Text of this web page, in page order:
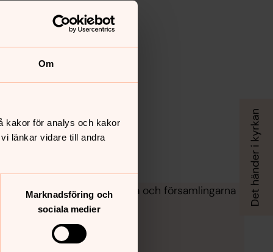
Om
kakor för analys och kakor
länkar vidare till andra
Marknadsföring och
sociala medier
din fråga om tro, kyrka och församlingarna i